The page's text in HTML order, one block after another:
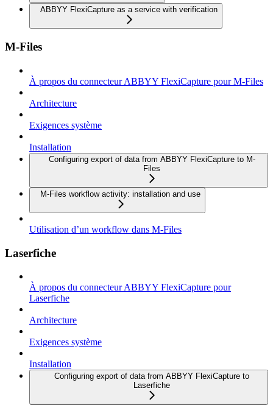
ABBYY FlexiCapture as a service with verification
M-Files
À propos du connecteur ABBYY FlexiCapture pour M-Files
Architecture
Exigences système
Installation
Configuring export of data from ABBYY FlexiCapture to M-
Files
M-Files workflow activity: installation and use
Utilisation d’un workflow dans M-Files
Laserfiche
À propos du connecteur ABBYY FlexiCapture pour
Laserfiche
Architecture
Exigences système
Installation
Configuring export of data from ABBYY FlexiCapture to
Laserfiche